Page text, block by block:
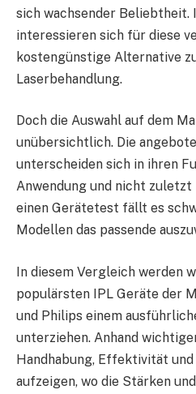
sich wachsender Beliebtheit.
interessieren sich für diese
kostengünstige Alternative
Laserbehandlung.
Doch die Auswahl auf dem
unübersichtlich. Die
unterscheiden sich in ihren
Anwendung und nicht zuletzt
einen Gerätetest fällt es
Modellen das passende
In diesem Vergleich werden
populärsten IPL Geräte der
und Philips einem
unterziehen. Anhand
Handhabung, Effektivität
aufzeigen, wo die Stärken